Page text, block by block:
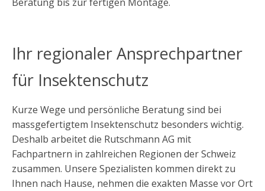
Ihr regionaler Ansprechpartner
für Insektenschutz
Kurze Wege und persönliche Beratung sind bei
massgefertigtem Insektenschutz besonders wichtig.
Deshalb arbeitet die Rutschmann AG mit
Fachpartnern in zahlreichen Regionen der Schweiz
zusammen. Unsere Spezialisten kommen direkt zu
Ihnen nach Hause, nehmen die exakten Masse vor Ort